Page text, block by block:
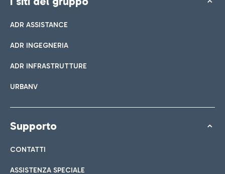
ADR ASSISTANCE
ADR INGEGNERIA
ADR INFRASTRUTTURE
URBANV
Supporto
CONTATTI
ASSISTENZA SPECIALE